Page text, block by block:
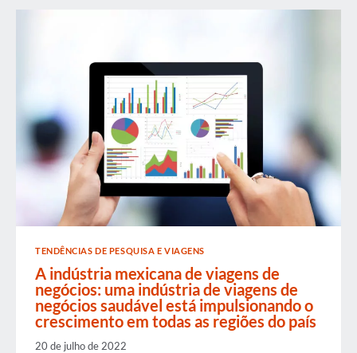
TENDÊNCIAS DE PESQUISA E VIAGENS
A indústria mexicana de viagens de
negócios: uma indústria de viagens de
negócios saudável está impulsionando o
crescimento em todas as regiões do país
20 de julho de 2022